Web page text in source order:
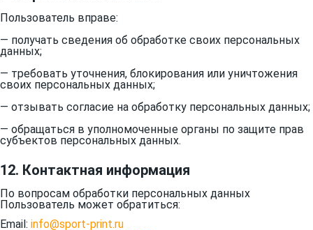
Пользователь вправе:
— получать сведения об обработке своих персональных
данных;
— требовать уточнения, блокирования или уничтожения
своих персональных данных;
— отзывать согласие на обработку персональных данных;
— обращаться в уполномоченные органы по защите прав
субъектов персональных данных.
12. Контактная информация
По вопросам обработки персональных данных
Пользователь может обратиться:
Email: info@sport-print.ru